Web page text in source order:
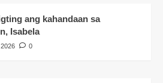
ang kahandaan sa
Isabela
0